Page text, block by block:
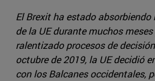
El Brexit ha estado
de la UE durante muchos
ralentizado procesos de
octubre de 2019, la UE decidió
con los Balcanes occidentales,